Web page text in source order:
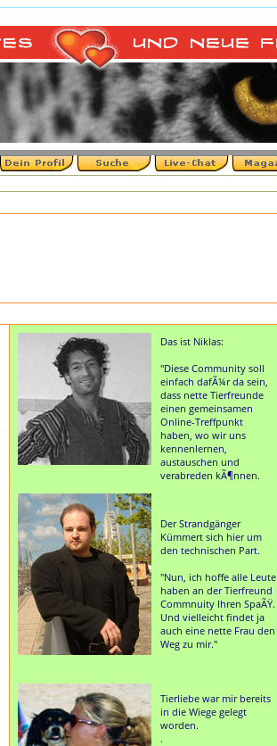
Das ist Niklas:
"Diese Community soll
einfach dafÃ¼r da sein,
dass nette Tierfreunde
einen gemeinsamen
Online-Treffpunkt
haben, wo wir uns
kennenlernen,
austauschen und
verabreden kÃ¶nnen.
Der Strandgänger
Kümmert sich hier um
den technischen Part.
"Nun, ich hoffe alle Leute
haben an der Tierfreund
Commnuity Ihren SpaÃŸ.
Und vielleicht findet ja
auch eine nette Frau den
Weg zu mir."
Tierliebe war mir bereits
in die Wiege gelegt
worden.
.